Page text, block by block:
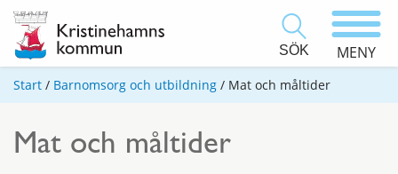
SÖK MENY
Start / Barnomsorg och utbildning / Mat och måltider
Mat och måltider